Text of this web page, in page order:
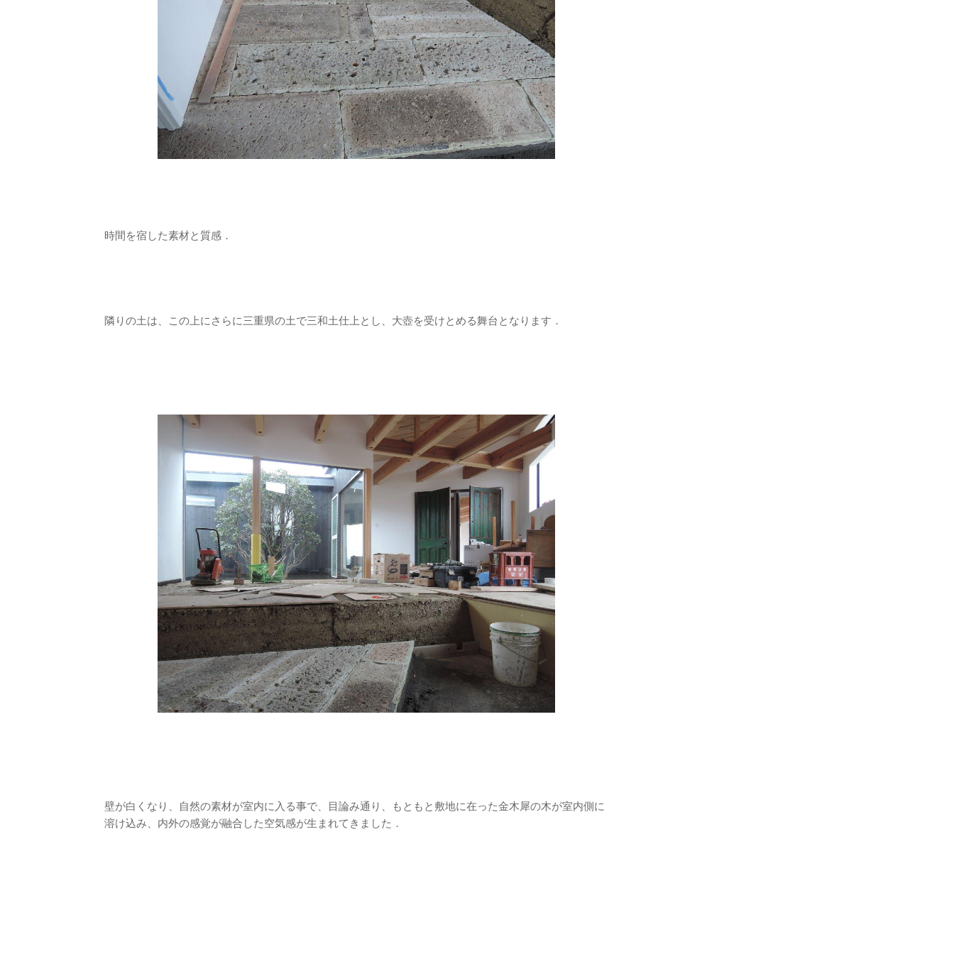
時間を宿した素材と質感．
隣りの土は、この上にさらに三重県の土で三和土仕上とし、大壺を受けとめる舞台となります．
壁が白くなり、自然の素材が室内に入る事で、目論み通り、もともと敷地に在った金木犀の木が室内側に
溶け込み、内外の感覚が融合した空気感が生まれてきました．